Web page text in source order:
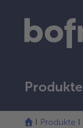
Produkte
Produkte